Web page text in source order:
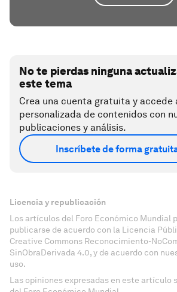
No te pierdas ninguna
este tema
Crea una cuenta gratuita y accede
personalizada de contenidos con
publicaciones y análisis.
Inscríbete de forma
Licencia y republicación
Los artículos del Foro Económico Mundial
publicarse de acuerdo con la Licencia
Creative Commons Reconocimiento-
SinObraDerivada 4.0, y de acuerdo con
uso.
Las opiniones expresadas en este artículo